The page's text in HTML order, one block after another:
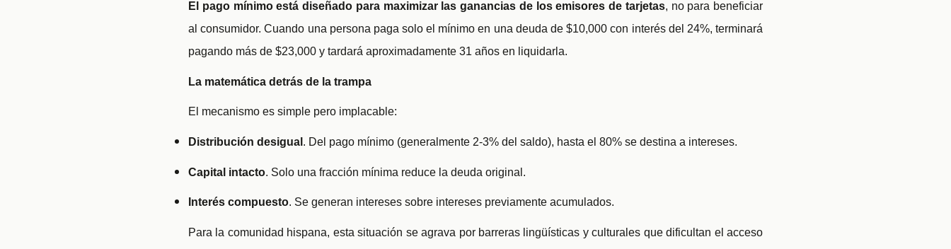
El pago mínimo está diseñado para maximizar las ganancias de los emisores de tarjetas, no para beneficiar
al consumidor. Cuando una persona paga solo el mínimo en una deuda de $10,000 con interés del 24%, terminará
pagando más de $23,000 y tardará aproximadamente 31 años en liquidarla.
La matemática detrás de la trampa
El mecanismo es simple pero implacable:
Distribución desigual . Del pago mínimo (generalmente 2-3% del saldo), hasta el 80% se destina a intereses.
Capital intacto. Solo una fracción mínima reduce la deuda original.
Interés compuesto. Se generan intereses sobre intereses previamente acumulados.
Para la comunidad hispana, esta situación se agrava por barreras lingüísticas y culturales que dificultan el acceso